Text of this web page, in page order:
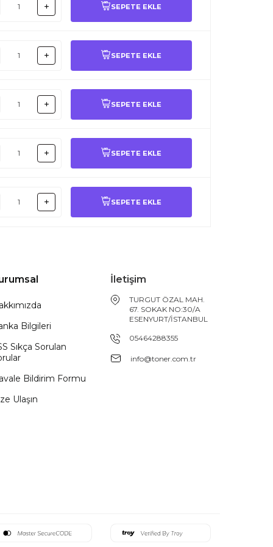
SEPETE EKLE
SEPETE EKLE
SEPETE EKLE
SEPETE EKLE
SEPETE EKLE
Bilgileri
Sıkça Sorulan
Bildirim Formu
Ulaşın
İletişim
TURGUT ÖZAL MAH.
67. SOKAK NO:30/A
ESENYURT/İSTANBUL
05464288355
info@toner.com.tr